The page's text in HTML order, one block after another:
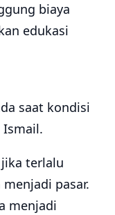
biaya
edukasi
saat kondisi
Ismail.
terlalu
pasar.
menjadi